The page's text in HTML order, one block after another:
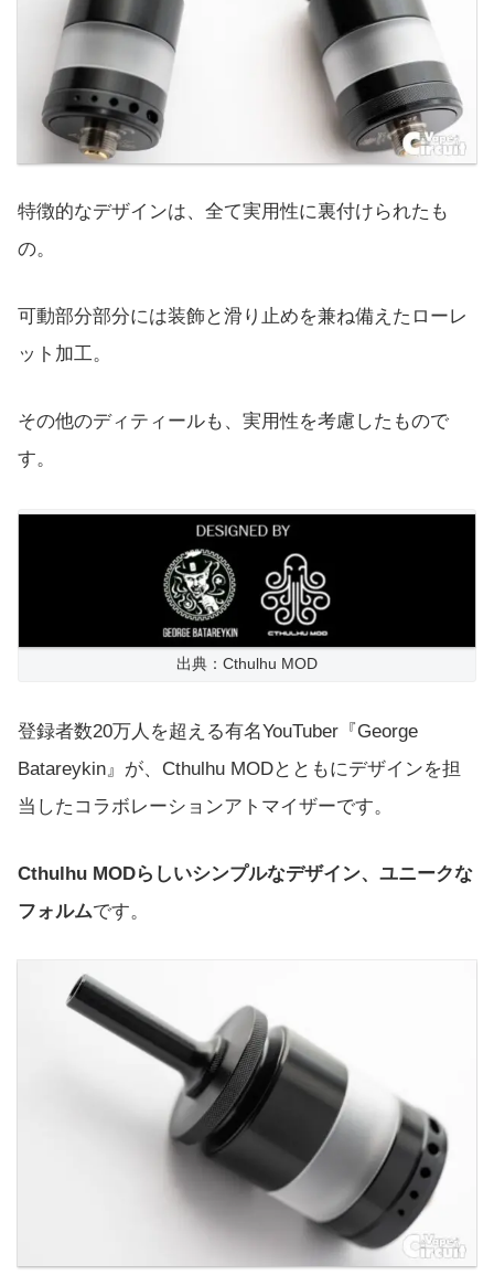
特徴的なデザインは、全て実用性に裏付けられたも
の。
可動部分部分には装飾と滑り止めを兼ね備えたローレ
ット加工。
その他のディティールも、実用性を考慮したもので
す。
出典：Cthulhu MOD
登録者数20万人を超える有名YouTuber『George
Batareykin』が、Cthulhu MODとともにデザインを担
当したコラボレーションアトマイザーです。
Cthulhu MODらしいシンプルなデザイン、ユニークな
フォルムです。